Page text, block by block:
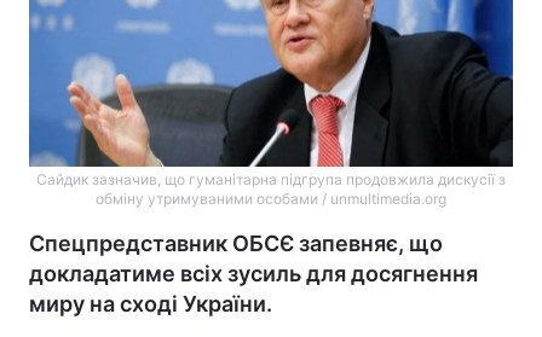
Сайдик зазначив, що гуманітарна підгрупа продовжила дискусії з
обміну утримуваними особами / unmultimedia.org
Спецпредставник ОБСЄ запевняє, що
докладатиме всіх зусиль для досягнення
миру на сході України.